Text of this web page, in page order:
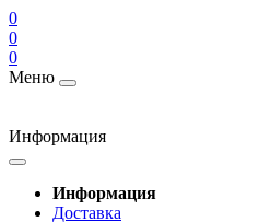
0
0
0
Меню
Информация
Информация
Доставка